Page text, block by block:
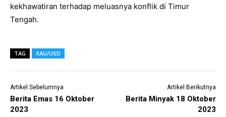
kekhawatiran terhadap meluasnya konflik di Timur
Tengah.
TAG XAU/USD
Artikel Sebelumnya
Berita Emas 16 Oktober
2023
Artikel Berikutnya
Berita Minyak 18 Oktober
2023